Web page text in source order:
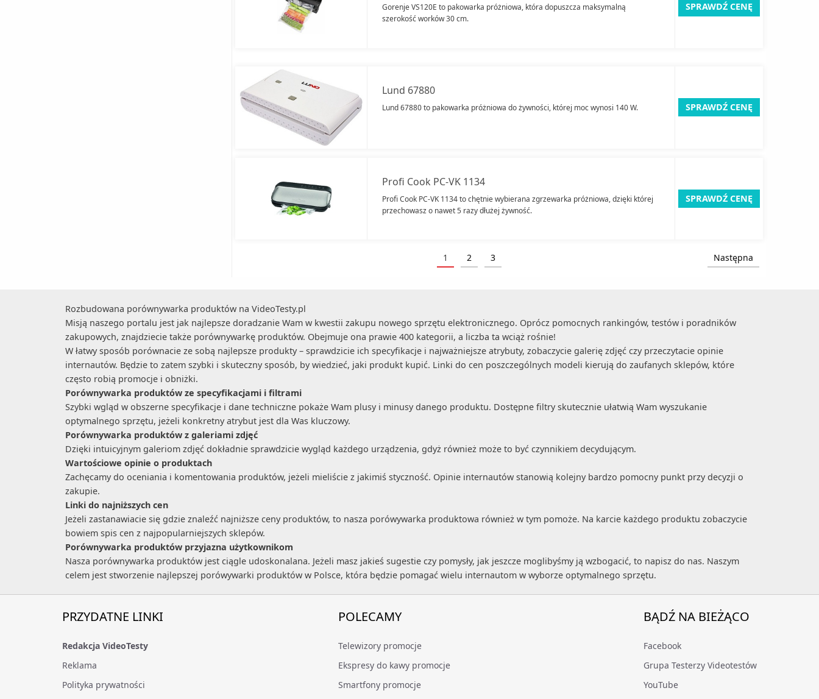
Gorenje VS120E to pakowarka próżniowa, która dopuszcza maksymalną
szerokość worków 30 cm.
SPRAWDŹ CENĘ
Lund 67880
Lund 67880 to pakowarka próżniowa do żywności, której moc wynosi 140 W. SPRAWDŹ CENĘ
Profi Cook PC-VK 1134
Profi Cook PC-VK 1134 to chętnie wybierana zgrzewarka próżniowa, dzięki której
przechowasz o nawet 5 razy dłużej żywność.
SPRAWDŹ CENĘ
1
2 3 Następna
Rozbudowana porównywarka produktów na VideoTesty.pl
Misją naszego portalu jest jak najlepsze doradzanie Wam w kwestii zakupu nowego sprzętu elektronicznego. Oprócz pomocnych rankingów, testów i poradników
zakupowych, znajdziecie także porównywarkę produktów. Obejmuje ona prawie 400 kategorii, a liczba ta wciąż rośnie!
W łatwy sposób porównacie ze sobą najlepsze produkty – sprawdzicie ich specyfikacje i najważniejsze atrybuty, zobaczycie galerię zdjęć czy przeczytacie opinie
internautów. Będzie to zatem szybki i skuteczny sposób, by wiedzieć, jaki produkt kupić. Linki do cen poszczególnych modeli kierują do zaufanych sklepów, które
często robią promocje i obniżki.
Porównywarka produktów ze specyfikacjami i filtrami
Szybki wgląd w obszerne specyfikacje i dane techniczne pokaże Wam plusy i minusy danego produktu. Dostępne filtry skutecznie ułatwią Wam wyszukanie
optymalnego sprzętu, jeżeli konkretny atrybut jest dla Was kluczowy.
Porównywarka produktów z galeriami zdjęć
Dzięki intuicyjnym galeriom zdjęć dokładnie sprawdzicie wygląd każdego urządzenia, gdyż również może to być czynnikiem decydującym.
Wartościowe opinie o produktach
Zachęcamy do oceniania i komentowania produktów, jeżeli mieliście z jakimiś styczność. Opinie internautów stanowią kolejny bardzo pomocny punkt przy decyzji o
zakupie.
Linki do najniższych cen
Jeżeli zastanawiacie się gdzie znaleźć najniższe ceny produktów, to nasza porówywarka produktowa również w tym pomoże. Na karcie każdego produktu zobaczycie
bowiem spis cen z najpopularniejszych sklepów.
Porównywarka produktów przyjazna użytkownikom
Nasza porównywarka produktów jest ciągle udoskonalana. Jeżeli masz jakieś sugestie czy pomysły, jak jeszcze moglibyśmy ją wzbogacić, to napisz do nas. Naszym
celem jest stworzenie najlepszej porówywarki produktów w Polsce, która będzie pomagać wielu internautom w wyborze optymalnego sprzętu.
PRZYDATNE LINKI
Redakcja VideoTesty
Reklama
Polityka prywatności
POLECAMY
Telewizory promocje
Ekspresy do kawy promocje
Smartfony promocje
BĄDŹ NA BIEŻĄCO
Facebook
Grupa Testerzy Videotestów
YouTube